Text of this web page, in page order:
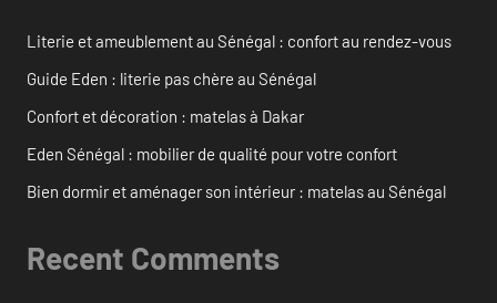
Literie et ameublement au Sénégal : confort au rendez-vous
Guide Eden : literie pas chère au Sénégal
Confort et décoration : matelas à Dakar
Eden Sénégal : mobilier de qualité pour votre confort
Bien dormir et aménager son intérieur : matelas au Sénégal
Recent Comments